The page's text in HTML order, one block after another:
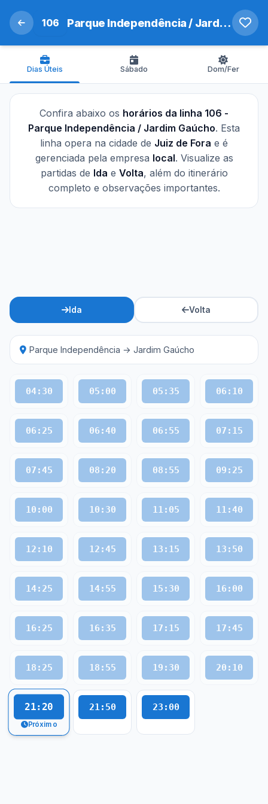
106 Parque Independência / Jardim Gaúcho
Dias Úteis Sábado Dom/Fer
Confira abaixo os horários da linha 106 -
Parque Independência / Jardim Gaúcho. Esta
linha opera na cidade de Juiz de Fora e é
gerenciada pela empresa local. Visualize as
partidas de Ida e Volta, além do itinerário
completo e observações importantes.
Ida Volta
Parque Independência → Jardim Gaúcho
04:30 05:00 05:35 06:10
06:25 06:40 06:55 07:15
07:45 08:20 08:55 09:25
10:00 10:30 11:05 11:40
12:10 12:45 13:15 13:50
14:25 14:55 15:30 16:00
16:25 16:35 17:15 17:45
18:25 18:55 19:30 20:10
21:20
Próximo
21:50 23:00